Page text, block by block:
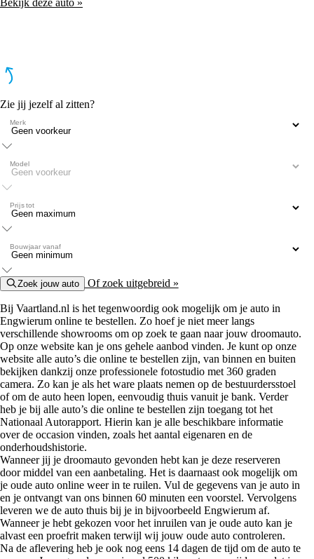
Zie jij jezelf al zitten?
Merk
Model
Prijs tot
Bouwjaar vanaf
Zoek jouw auto Of zoek uitgebreid »
Bij Vaartland.nl is het tegenwoordig ook mogelijk om je auto in
Engwierum online te bestellen. Zo hoef je niet meer langs
verschillende showrooms om op zoek te gaan naar jouw droomauto.
Op onze website kan je ons gehele aanbod vinden. Je kunt op onze
website alle auto’s die online te bestellen zijn, van binnen en buiten
bekijken dankzij onze professionele fotostudio met 360 graden
camera. Zo kan je als het ware plaats nemen op de bestuurdersstoel
of om de auto heen lopen, eenvoudig thuis vanuit je bank. Verder
heb je bij alle auto’s die online te bestellen zijn toegang tot het
Nationaal Autorapport. Hierin kan je alle beschikbare informatie
over de occasion vinden, zoals het aantal eigenaren en de
onderhoudshistorie.
Wanneer jij je droomauto gevonden hebt kan je deze reserveren
door middel van een aanbetaling. Het is daarnaast ook mogelijk om
je oude auto online weer in te ruilen. Vul de gegevens van je auto in
en je ontvangt van ons binnen 60 minuten een voorstel. Vervolgens
leveren we de auto thuis bij je in bijvoorbeeld Engwierum af.
Wanneer je hebt gekozen voor het inruilen van je oude auto kan je
alvast een proefrit maken terwijl wij jouw oude auto controleren.
Na de aflevering heb je ook nog eens 14 dagen de tijd om de auto te